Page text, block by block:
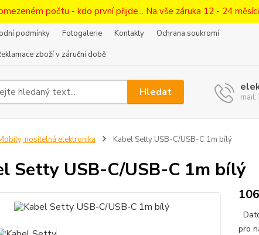
počtu - kdo první přijde... Na vše záruka 12 - 24
podmínky Fotogalerie Kontakty
Ochrana soukromí
zboží v záruční době
Hledat mail:
nositelná elektronika Kabel Setty USB-C/USB-C 1m bílý
Setty USB-C/USB-C 1m bílý
pro